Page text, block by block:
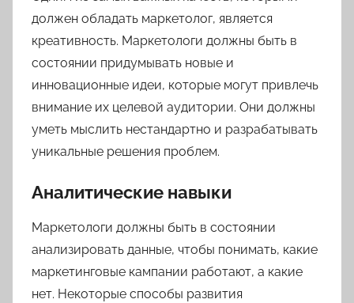
должен обладать маркетолог, является
креативность. Маркетологи должны быть в
состоянии придумывать новые и
инновационные идеи, которые могут привлечь
внимание их целевой аудитории. Они должны
уметь мыслить нестандартно и разрабатывать
уникальные решения проблем.
Аналитические навыки
Маркетологи должны быть в состоянии
анализировать данные, чтобы понимать, какие
маркетинговые кампании работают, а какие
нет. Некоторые способы развития